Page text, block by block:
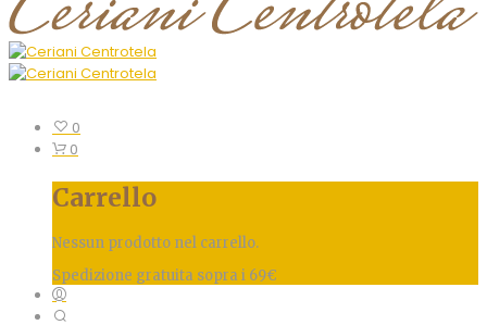
0
0
Carrello
Nessun prodotto nel carrello.
Spedizione gratuita sopra i 69€